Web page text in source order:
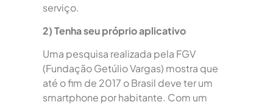
serviço.
2) Tenha seu próprio aplicativo
Uma pesquisa realizada pela FGV
(Fundação Getúlio Vargas) mostra que
até o fim de 2017 o Brasil deve ter um
smartphone por habitante. Com um